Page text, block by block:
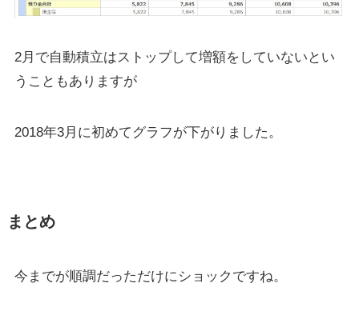
2月で自動積立はストップして増額をしていないとい
うこともありますが
2018年3月に初めてグラフが下がりました。
まとめ
今までが順調だっただけにショックですね。